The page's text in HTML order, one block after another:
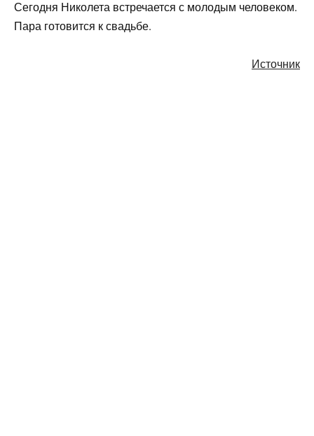
Сегодня Николета встречается с молодым человеком.
Пара готовится к свадьбе.
Источник